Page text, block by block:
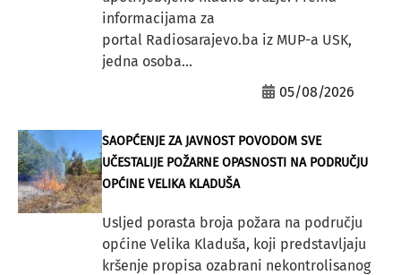
informacijama za
portal Radiosarajevo.ba iz MUP-a USK,
jedna osoba...
05/08/2026
SAOPĆENJE ZA JAVNOST POVODOM SVE
UČESTALIJE POŽARNE OPASNOSTI NA PODRUČJU
OPĆINE VELIKA KLADUŠA
Usljed porasta broja požara na području
općine Velika Kladuša, koji predstavljaju
kršenje propisa ozabrani nekontrolisanog